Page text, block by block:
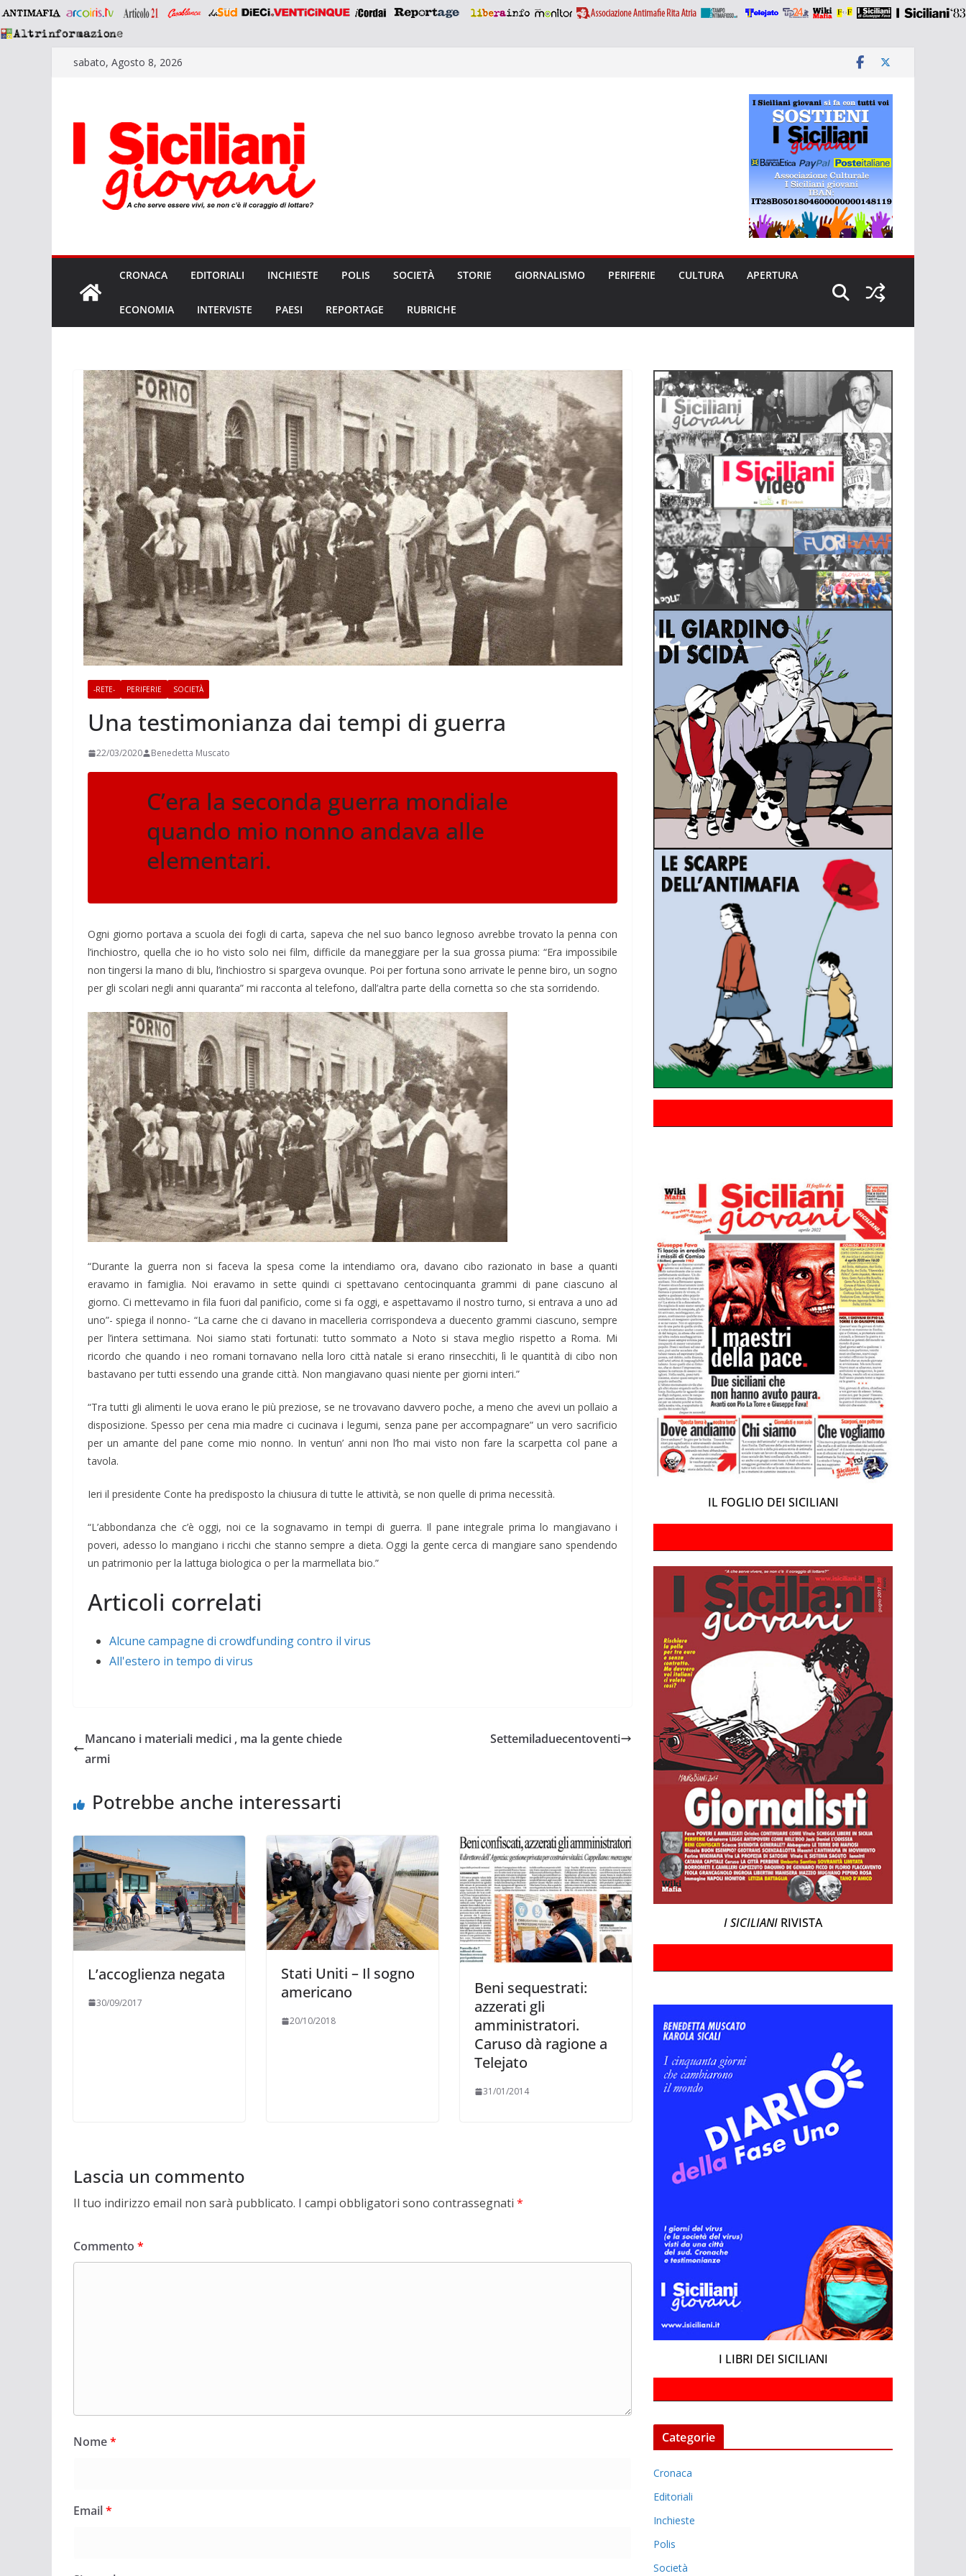
Saltasabato, Agosto 8, 2026
CRONACA EDITORIALI INCHIESTE POLIS SOCIETÀ STORIE GIORNALISMO PERIFERIE CULTURA APERTURA
ECONOMIA INTERVISTE PAESI REPORTAGE RUBRICHE
-RETE- PERIFERIE SOCIETÀ
Una testimonianza dai tempi di guerra
22/03/2020 Benedetta Muscato
C’era la seconda guerra mondiale
quando mio nonno andava alle
elementari.
Ogni giorno portava a scuola dei fogli di carta, sapeva che nel suo banco legnoso avrebbe trovato la penna con
l’inchiostro, quella che io ho visto solo nei film, difficile da maneggiare per la sua grossa piuma: “Era impossibile
non tingersi la mano di blu, l’inchiostro si spargeva ovunque. Poi per fortuna sono arrivate le penne biro, un sogno
per gli scolari negli anni quaranta” mi racconta al telefono, dall’altra parte della cornetta so che sta sorridendo.
“Durante la guerra non si faceva la spesa come la intendiamo ora, davano cibo razionato in base a quanti
eravamo in famiglia. Noi eravamo in sette quindi ci spettavano centocinquanta grammi di pane ciascuno al
giorno. Ci mettevamo in fila fuori dal panificio, come si fa oggi, e aspettavamo il nostro turno, si entrava a uno ad
uno”- spiega il nonno- “La carne che ci davano in macelleria corrispondeva a duecento grammi ciascuno, sempre
per l’intera settimana. Noi siamo stati fortunati: tutto sommato a Noto si stava meglio rispetto a Roma. Mi
ricordo che quando i neo romani tornavano nella loro città natale si erano rinsecchiti, lì le quantità di cibo non
bastavano per tutti essendo una grande città. Non mangiavano quasi niente per giorni interi.”
“Tra tutti gli alimenti le uova erano le più preziose, se ne trovavano davvero poche, a meno che avevi un pollaio a
disposizione. Spesso per cena mia madre ci cucinava i legumi, senza pane per accompagnare” un vero sacrificio
per un amante del pane come mio nonno. In ventun’ anni non l’ho mai visto non fare la scarpetta col pane a
tavola.
Ieri il presidente Conte ha predisposto la chiusura di tutte le attività, se non quelle di prima necessità.
“L’abbondanza che c’è oggi, noi ce la sognavamo in tempi di guerra. Il pane integrale prima lo mangiavano i
poveri, adesso lo mangiano i ricchi che stanno sempre a dieta. Oggi la gente cerca di mangiare sano spendendo
un patrimonio per la lattuga biologica o per la marmellata bio.”
Articoli correlati
Alcune campagne di crowdfunding contro il virus
All'estero in tempo di virus
Mancano i materiali medici , ma la gente chiede
armi
Settemiladuecentoventi
Potrebbe anche interessarti
L’accoglienza negata
30/09/2017
Stati Uniti – Il sogno
americano
20/10/2018
Beni sequestrati:
azzerati gli
amministratori.
Caruso dà ragione a
Telejato
31/01/2014
Lascia un commento
Il tuo indirizzo email non sarà pubblicato. I campi obbligatori sono contrassegnati *
Commento *
Nome*
Email*
IL FOGLIO DEI SICILIANI
I SICILIANI RIVISTA
I LIBRI DEI SICILIANI
Categorie
Cronaca
Editoriali
Inchieste
Polis
Società